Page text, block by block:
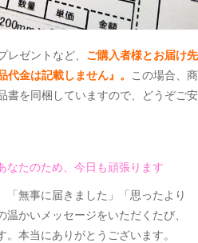
ゼントなど、 ご購入者様とお届け先
金は記載しません』。
この場合、商
書を同梱していますので、どうぞご安
なたのため、今日も頑張ります
「無事に届きました」「思ったより
かいメッセージをいただくたび、
本当にありがとうございます。